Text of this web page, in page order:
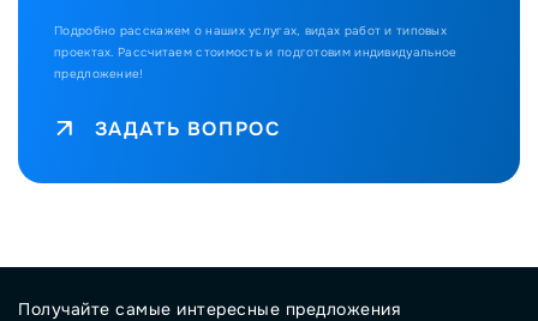
Подробно расскажем о наших услугах, видах работ и типовых
проектах. Рассчитаем стоимость и подготовим индивидуальное
предложение!
ЗАДАТЬ ВОПРОС
Получайте самые интересные предложения